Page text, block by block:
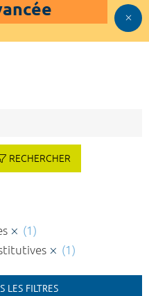
RECHERCHER
(1)
(1)
LES FILTRES